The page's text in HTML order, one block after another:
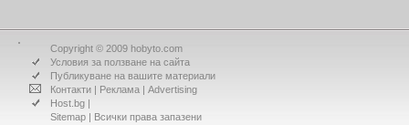
Copyright © 2009 hobyto.com
Условия за ползване на сайта
Публикуване на вашите материали
Контакти
Реклама
Advertising
Host.bg
Sitemap | Всички права запазени